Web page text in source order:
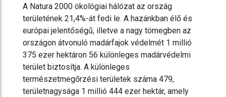
A Natura 2000 ökológiai hálózat az ország
területének 21,4%-át fedi le. A hazánkban élő és
európai jelentőségű, illetve a nagy tömegben az
országon átvonuló madárfajok védelmét 1 millió
375 ezer hektáron 56 különleges madárvédelmi
terület biztosítja. A különleges
természetmegőrzési területek száma 479,
területnagysága 1 millió 444 ezer hektár, amely